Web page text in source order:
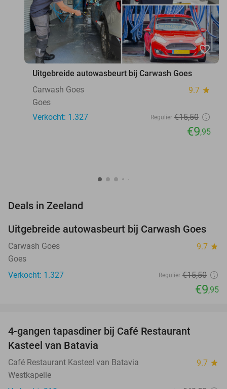
favorite_border
Uitgebreide autowasbeurt bij Carwash Goes
Carwash Goes
9.7 star
Goes
Verkocht: 1.327
Regulier €15,50
€9,95
Deals in Zeeland
36%
Uitgebreide autowasbeurt bij Carwash Goes
Carwash Goes 9.7 star
Goes
Verkocht: 1.327
Regulier €15,50
€9,95
4-gangen tapasdiner bij Café Restaurant
Kasteel van Batavia
Café Restaurant Kasteel van Batavia 9.7 star
Westkapelle